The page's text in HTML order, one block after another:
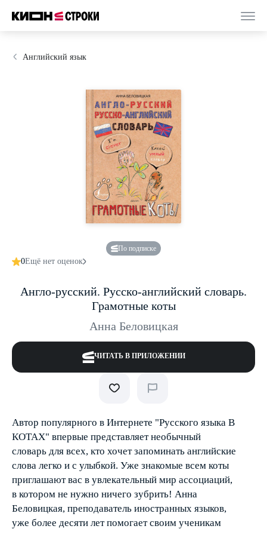
Английский язык
По подписке
0Ещё нет оценок
Англо-русский. Русско-английский словарь.
Грамотные коты
Анна Беловицкая
ЧИТАТЬ В ПРИЛОЖЕНИИ
Автор популярного в Интернете "Русского языка В
КОТАХ" впервые представляет необычный
словарь для всех, кто хочет запоминать английские
слова легко и с улыбкой. Уже знакомые всем коты
приглашают вас в увлекательный мир ассоциаций,
в котором не нужно ничего зубрить! Анна
Беловицкая, преподаватель иностранных языков,
уже более десяти лет помогает своим ученикам